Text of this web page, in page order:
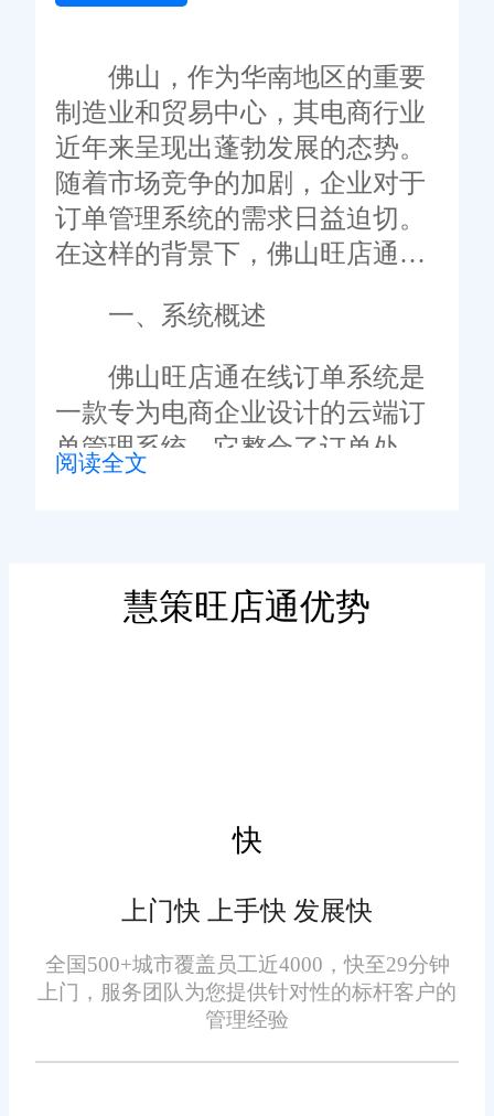
佛山，作为华南地区的重要
制造业和贸易中心，其电商行业
近年来呈现出蓬勃发展的态势。
随着市场竞争的加剧，企业对于
订单管理系统的需求日益迫切。
在这样的背景下，佛山旺店通在
效、稳定、易用的特性，为众多
企业提供了强有力的支持，助力
企业实现高效运营和持续增长。
一、系统概述
佛山旺店通在线订单系统是
一款专为电商企业设计的云端订
单管理系统，它整合了订单处
理、库存管理、物流跟踪、数据
系统支持多平台对接，包括淘
宝、天猫、京东等主流电商平
二、核心功能
确认、分类和分配。这大大减少
处理的准确性和效率。
实时库存管理：
系统能够实时监控库存数量
阅读全文
慧策旺店通优势
快
上门快 上手快 发展快
全国500+城市覆盖员工近4000，快至29分钟
上门，服务团队为您提供针对性的标杆客户的
管理经验